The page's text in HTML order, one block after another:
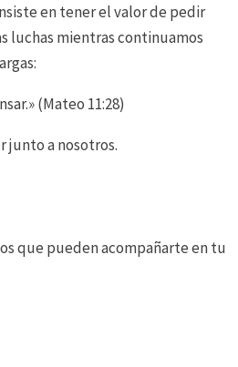
en tener el valor de pedir
luchas mientras continuamos
(Mateo 11:28)
junto a nosotros.
que pueden acompañarte en tu